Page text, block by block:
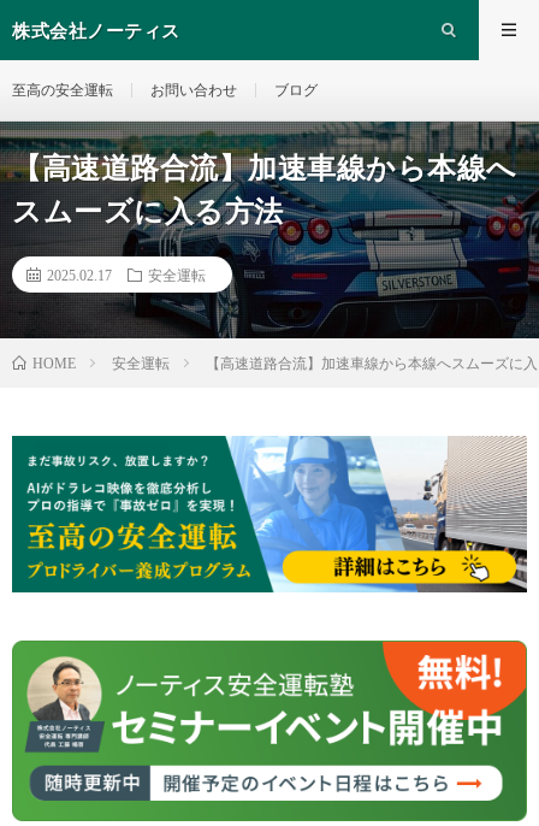
株式会社ノーティス
至高の安全運転 お問い合わせ ブログ
【高速道路合流】加速車線から本線へ
スムーズに入る方法
2025.02.17 安全運転
HOME 安全運転 【高速道路合流】加速車線から本線へスムーズに